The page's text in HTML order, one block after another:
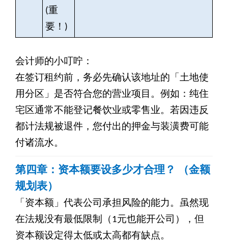
(重
要！)
会计师的小叮咛：
在签订租约前，务必先确认该地址的「土地使
用分区」是否符合您的营业项目。例如：纯住
宅区通常不能登记餐饮业或零售业。若因违反
都计法规被退件，您付出的押金与装潢费可能
付诸流水。
第四章：资本额要设多少才合理？ （金额
规划表）
「资本额」代表公司承担风险的能力。虽然现
在法规没有最低限制（1元也能开公司），但
资本额设定得太低或太高都有缺点。